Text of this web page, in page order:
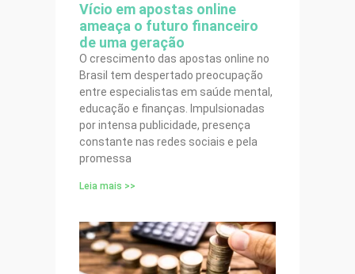
Vício em apostas online
ameaça o futuro financeiro
de uma geração
O crescimento das apostas online no
Brasil tem despertado preocupação
entre especialistas em saúde mental,
educação e finanças. Impulsionadas
por intensa publicidade, presença
constante nas redes sociais e pela
promessa
Leia mais >>